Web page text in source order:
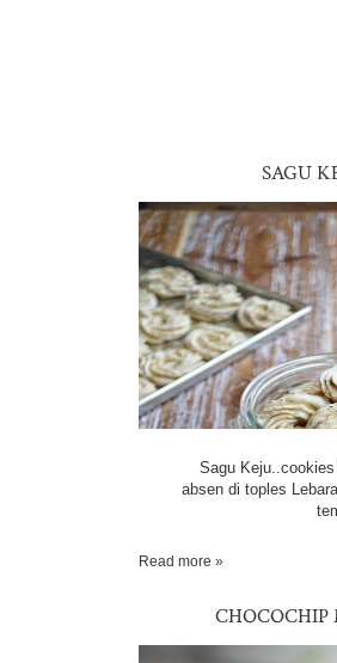
SAGU
Sagu
absen di toples
Read more »
CHOCOCHIP